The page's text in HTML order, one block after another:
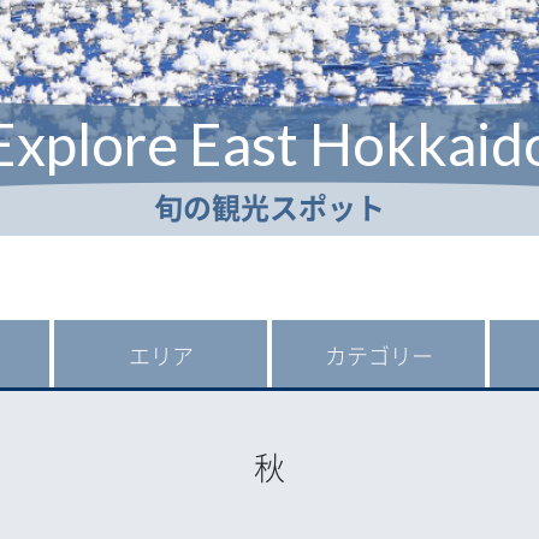
East
旬の観光スポット
エリア カテゴリー
秋